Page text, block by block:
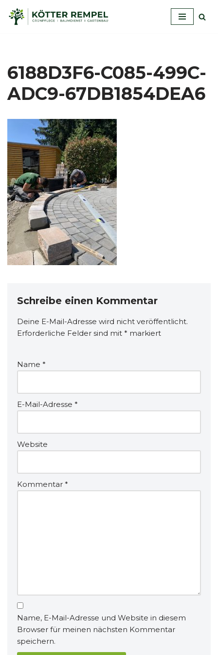
Zum
6188D3F6-C085-499C-
ADC9-67DB1854DEA6
Schreibe einen Kommentar
Deine E-Mail-Adresse wird nicht veröffentlicht.
Erforderliche Felder sind mit * markiert
Name *
E-Mail-Adresse *
Website
Kommentar *
Name, E-Mail-Adresse und Website in diesem
Browser für meinen nächsten Kommentar
speichern.